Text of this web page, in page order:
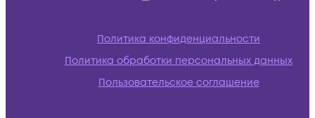
Политика конфиденциальности
Политика обработки персональных данных
Пользовательское соглашение